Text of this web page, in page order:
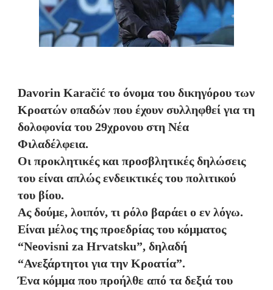
Davorin Karačić το όνομα του δικηγόρου των
Κροατών οπαδών που έχουν συλληφθεί για τη
δολοφονία του 29χρονου στη Νέα
Φιλαδέλφεια.
Οι προκλητικές και προσβλητικές δηλώσεις
του είναι απλώς ενδεικτικές του πολιτικού
του βίου.
Ας δούμε, λοιπόν, τι ρόλο βαράει ο εν λόγω.
Είναι μέλος της προεδρίας του κόμματος
“Neovisni za Hrvatsku”, δηλαδή
“Ανεξάρτητοι για την Κροατία”.
Ένα κόμμα που προήλθε από τα δεξιά του